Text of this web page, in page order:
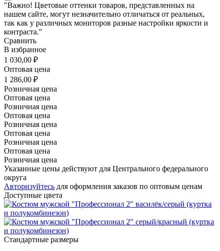
"Важно! Цветовые оттенки товаров, представленных на
нашем сайте, могут незначительно отличаться от реальных,
так как у различных мониторов разные настройки яркости и
контраста."
Сравнить
В избранное
1 030,00 ₽
Оптовая цена
1 286,00 ₽
Розничная цена
Оптовая цена
Розничная цена
Оптовая цена
Розничная цена
Оптовая цена
Розничная цена
Оптовая цена
Розничная цена
Указанные цены действуют для Центрального федерального
округа
Авторизуйтесь для оформления заказов по оптовым ценам
Доступные цвета
Стандартные размеры